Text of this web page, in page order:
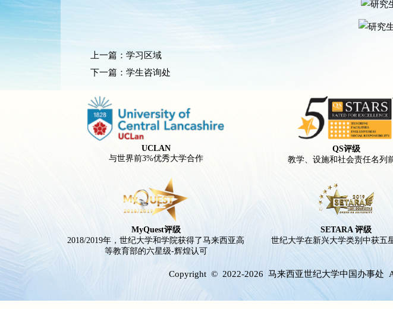
上一篇： 学习区域
下一篇： 学生咨询处
UCLAN
与世界前3%优秀大学合作
QS评级
教学、设施和社会责任名列
MyQuest评级
2018/2019年，世纪大学和学院获得了马来西亚高
等教育部的六星级-辉煌认可
SETARA 评级
世纪大学在新兴大学类别中获五
Copyright © 2022-2026 马来西亚世纪大学中国办事处